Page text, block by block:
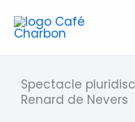
au
Spectacle
Renard de Nevers